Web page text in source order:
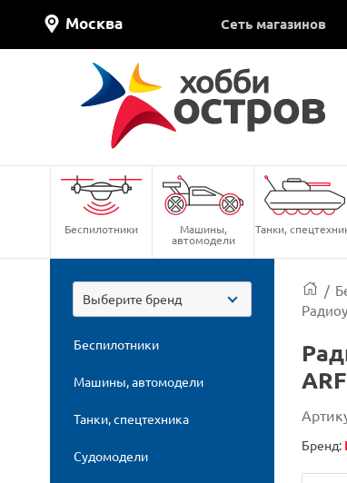
Москва Сеть магазинов
Беспилотники Машины,
автомодели
Танки,
Выберите бренд
Беспилотники
Машины, автомодели
Танки, спецтехника
Судомодели
/
Бренд: